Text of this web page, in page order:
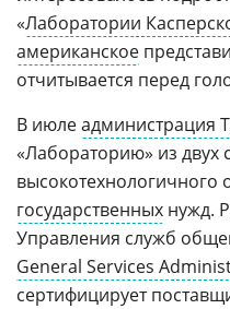
«Лаборатории
американское
отчитывается перед
В июлеадминистрация
«Лабораторию» из двух
высокотехнологичного
государственных нужд.
Управления служб
General Services
сертифицирует